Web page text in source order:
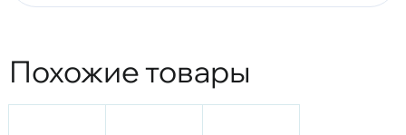
Похожие товары